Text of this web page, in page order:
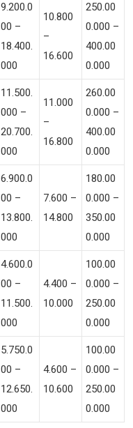
9.200.0
00 –
18.400.
000
10.800
–
16.600
250.00
0.000 –
400.00
0.000
11.500.
000 –
20.700.
000
11.000
–
16.800
260.00
0.000 –
400.00
0.000
6.900.0
00 –
13.800.
000
7.600 –
14.800
180.00
0.000 –
350.00
0.000
4.600.0
00 –
11.500.
000
4.400 –
10.000
100.00
0.000 –
250.00
0.000
5.750.0
00 –
12.650.
000
4.600 –
10.600
100.00
0.000 –
250.00
0.000